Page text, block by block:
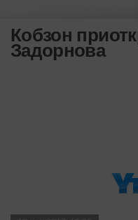
Кобзон
Задорнова